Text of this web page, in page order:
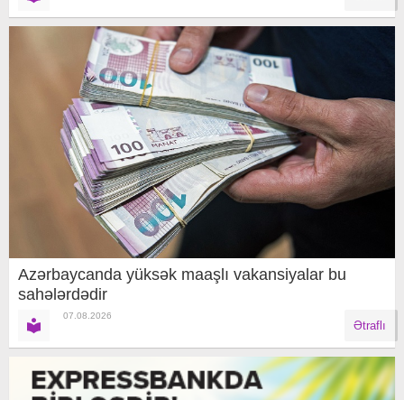
Azərbaycanda yüksək maaşlı vakansiyalar bu
sahələrdədir
07.08.2026
Ətraflı